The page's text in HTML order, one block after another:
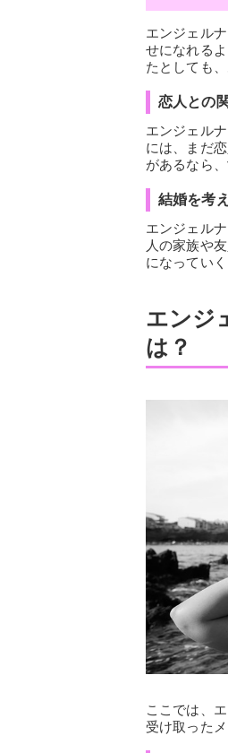
エンジェル
せになれる
たとしても
恋人との
エンジェル
には、まだ
があるなら、
結婚を考
エンジェル
人の家族や
になっていく
エンジ
は？
ここでは、
受け取った